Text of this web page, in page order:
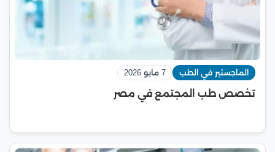
الماجستير في الطب 7 مايو 2026
تخصص طب المجتمع في مصر